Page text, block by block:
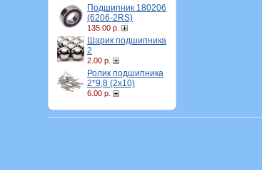
Подшипник 180206
(6206-2RS)
135.00 р.
Шарик подшипника
2
2.00 р.
Ролик подшипника
2*9,8 (2х10)
6.00 р.